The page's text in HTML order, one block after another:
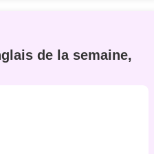
de la semaine,